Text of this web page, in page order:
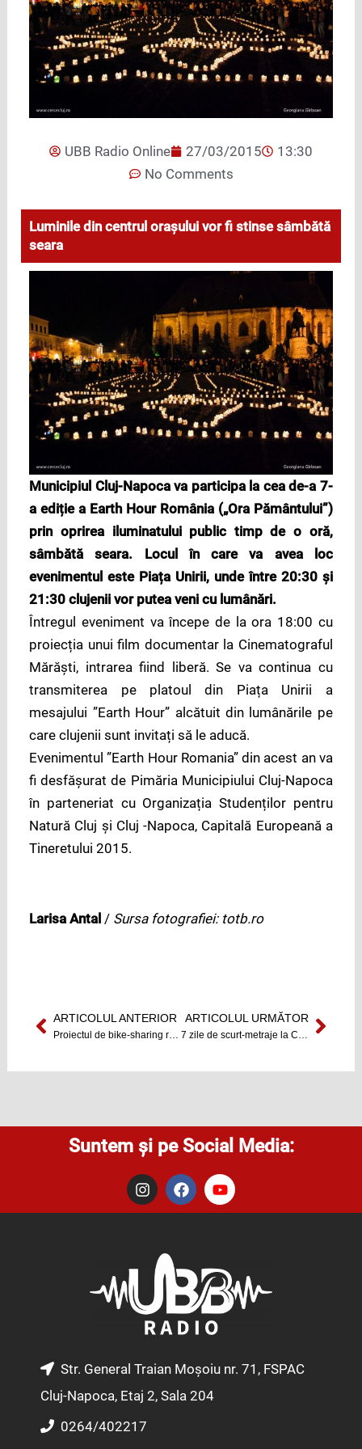
UBB Radio Online 27/03/2015
13:30
No Comments
Luminile din centrul orașului vor fi stinse sâmbătă
seara
Municipiul Cluj-Napoca va participa la cea de-a 7-
a ediție a Earth Hour România („Ora Pământului”)
prin oprirea iluminatului public timp de o oră,
sâmbătă seara. Locul în care va avea loc
evenimentul este Piața Unirii, unde între 20:30 și
21:30 clujenii vor putea veni cu lumânări.
Întregul eveniment va începe de la ora 18:00 cu
proiecția unui film documentar la Cinematograful
Mărăști, intrarea fiind liberă. Se va continua cu
transmiterea pe platoul din Piața Unirii a
mesajului ”Earth Hour” alcătuit din lumânările pe
care clujenii sunt invitați să le aducă.
Evenimentul ”Earth Hour Romania” din acest an va
fi desfășurat de Pimăria Municipiului Cluj-Napoca
în parteneriat cu Organizația Studenților pentru
Natură Cluj și Cluj -Napoca, Capitală Europeană a
Tineretului 2015.
Larisa Antal / Sursa fotografiei: totb.ro
Prev
ARTICOLUL ANTERIOR
Proiectul de bike-sharing reîncepe
ARTICOLUL URMĂTOR
7 zile de scurt-metraje la Cluj-NapocaNext
Suntem și pe Social Media:
I
n
s
m
F
a
c
o
k
Y
o
u
e
Str. General Traian Moșoiu nr. 71, FSPAC
Cluj-Napoca, Etaj 2, Sala 204
0264/402217